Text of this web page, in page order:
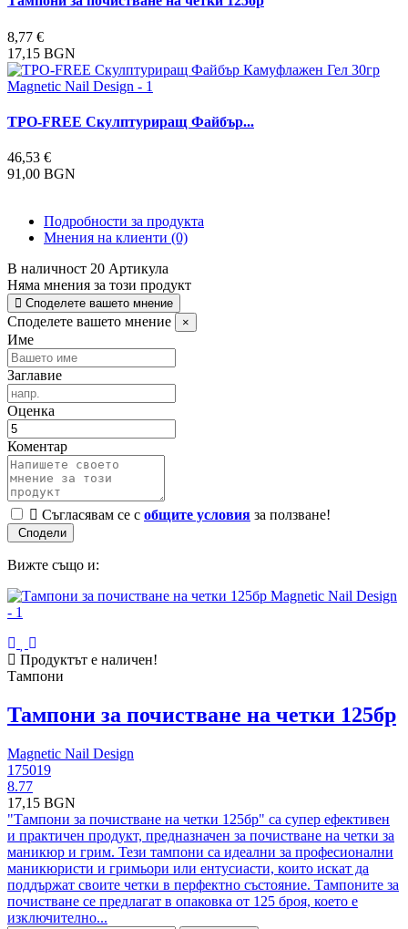
8,77 €
17,15 BGN
TPO-FREE Скулптуриращ Файбър...
46,53 €
91,00 BGN
Подробности за продукта
Мнения на клиенти (0)
В наличност 20 Артикула
Няма мнения за този продукт
Споделете вашето мнение
Споделете вашето мнение ×
Име
Заглавие
Оценка
Коментар
Съгласявам се с общите условия за ползване!
Вижте също и:
Продуктът е наличен!
Тампони
Тампони за почистване на четки 125бр
Magnetic Nail Design
175019
8.77
17,15 BGN
"Тампони за почистване на четки 125бр" са супер ефективен
и практичен продукт, предназначен за почистване на четки за
маникюр и грим. Тези тампони са идеални за професионални
маникюристи и гримьори или ентусиасти, които искат да
поддържат своите четки в перфектно състояние. Тампоните за
почистване се предлагат в опаковка от 125 броя, което е
изключително...